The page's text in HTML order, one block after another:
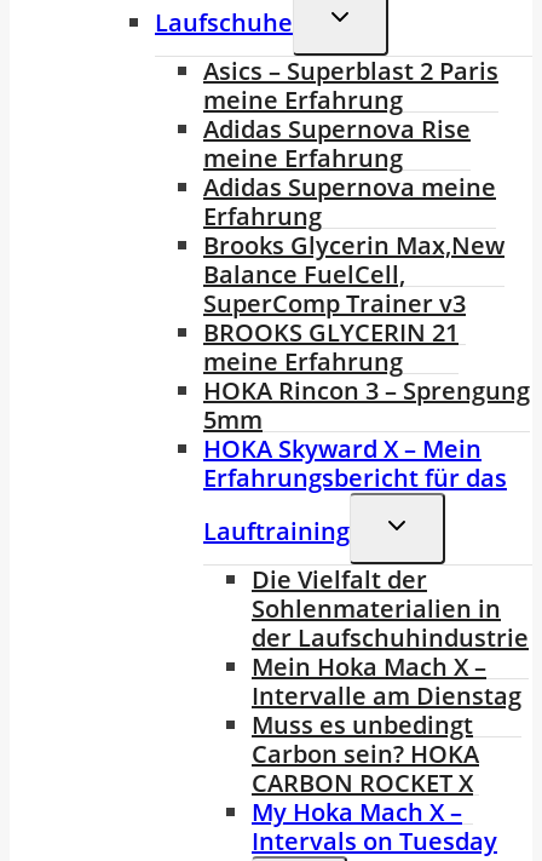
Laufschuhe
Untermenü
Asics – Superblast 2 Paris
meine Erfahrung
Adidas Supernova Rise
meine Erfahrung
Adidas Supernova meine
Erfahrung
Brooks Glycerin Max,New
Balance FuelCell,
SuperComp Trainer v3
BROOKS GLYCERIN 21
meine Erfahrung
HOKA Rincon 3 – Sprengung
5mm
HOKA Skyward X – Mein
Erfahrungsbericht für das
Lauftraining
Untermenü
Die Vielfalt der
Sohlenmaterialien in
der Laufschuhindustrie
Mein Hoka Mach X –
Intervalle am Dienstag
Muss es unbedingt
Carbon sein? HOKA
CARBON ROCKET X
My Hoka Mach X –
Intervals on Tuesday